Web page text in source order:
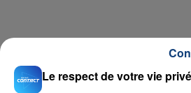
Le respect de votre vie